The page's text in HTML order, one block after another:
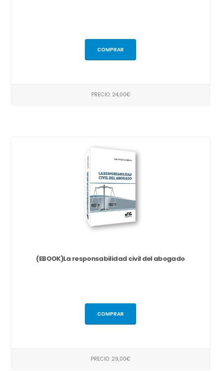
COMPRAR
PRECIO: 24,00€
(EBOOK)La responsabilidad civil del abogado
COMPRAR
PRECIO: 29,00€